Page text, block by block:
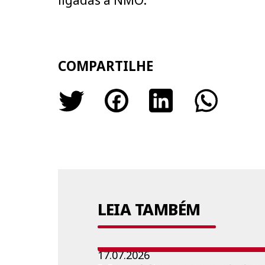
COMPARTILHE
LEIA TAMBÉM
17.07.2026